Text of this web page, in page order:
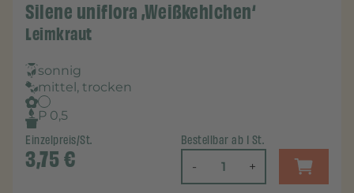
Silene uniflora ‚Weißkehlchen‘
Leimkraut
sonnig
mittel, trocken
P 0,5
Einzelpreis/St.
3,75€
Bestellbar ab 1 St.
- +